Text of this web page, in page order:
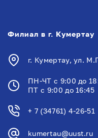
Филиал в г. Кумертау
г. Кумертау, ул.
ПН-ЧТ с 9:00 до
ПТ с 9:00 до 16:45
+ 7 (34761) 4-26-51
kumertau@uust.ru